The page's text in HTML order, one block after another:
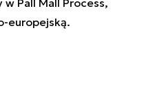
europejską.